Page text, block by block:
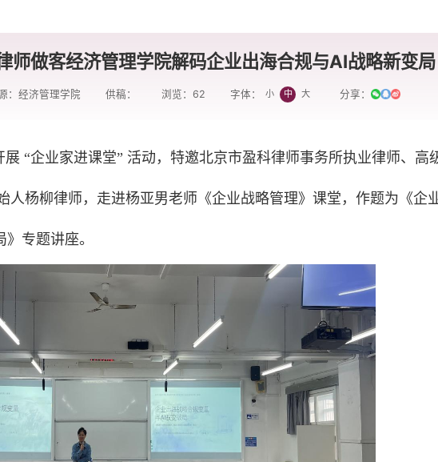
师做客经济管理学院解码企业出海合规与AI战略新变局
：经济管理学院 供稿： 浏览： 62 字体： 小 中 大 分享：
展 “企业家进课堂” 活动，特邀北京市盈科律师事务所执业律师、高
人杨柳律师，走进杨亚男老师《企业战略管理》课堂，作题为《企
专题讲座。